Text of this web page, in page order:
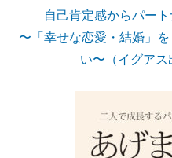
自己肯定感からパー
〜「幸せな恋愛・結婚」
い〜（イグアス